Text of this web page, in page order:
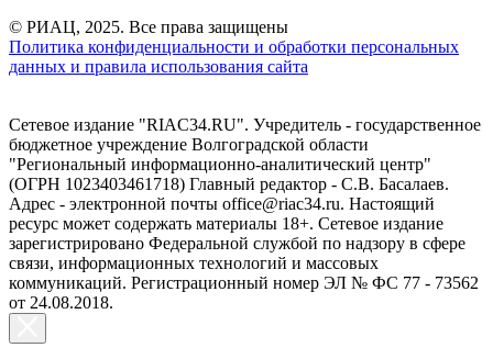
© РИАЦ, 2025. Все права защищены
Политика конфиденциальности и обработки персональных
данных и правила использования сайта
Сетевое издание "RIAC34.RU". Учредитель - государственное
бюджетное учреждение Волгоградской области
"Региональный информационно-аналитический центр"
(ОГРН 1023403461718) Главный редактор - С.В. Басалаев.
Адрес - электронной почты office@riac34.ru. Настоящий
ресурс может содержать материалы 18+. Сетевое издание
зарегистрировано Федеральной службой по надзору в сфере
связи, информационных технологий и массовых
коммуникаций. Регистрационный номер ЭЛ № ФС 77 - 73562
от 24.08.2018.